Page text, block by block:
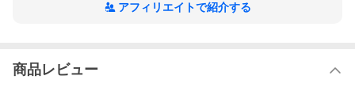
アフィリエイトで紹介する
商品レビュー